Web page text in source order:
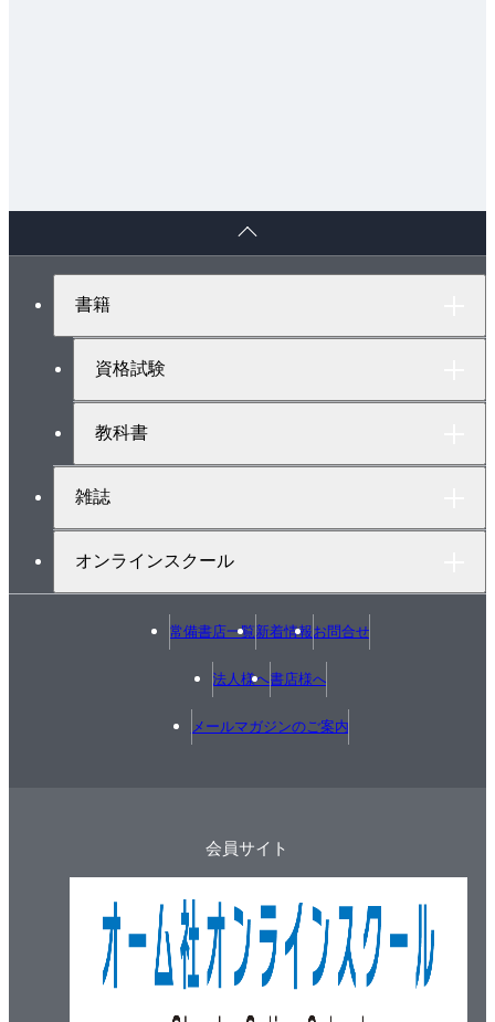
書籍
資格試験
教科書
雑誌
オンラインスクール
常備書店一覧新着情報お問合せ
法人様へ書店様へ
メールマガジンのご案内
会員サイト